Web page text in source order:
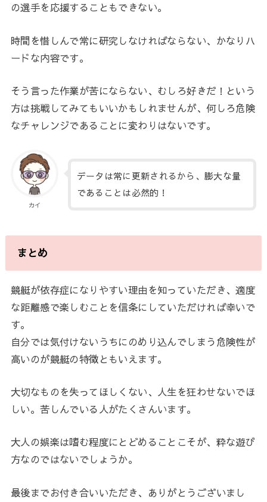
の選手を応援することもできない。
時間を惜しんで常に研究しなければならない、かなりハ
ードな内容です。
そう言った作業が苦にならない、むしろ好きだ！という
方は挑戦してみてもいいかもしれませんが、何しろ危険
なチャレンジであることに変わりはないです。
カイ
データは常に更新されるから、膨大な量
であることは必然的！
まとめ
競艇が依存症になりやすい理由を知っていただき、適度
な距離感で楽しむことを信条にしていただければ幸いで
す。
自分では気付けないうちにのめり込んでしまう危険性が
高いのが競艇の特徴ともいえます。
大切なものを失ってほしくない、人生を狂わせないでほ
しい。苦しんでいる人がたくさんいます。
大人の娯楽は嗜む程度にとどめることこそが、粋な遊び
方なのではないでしょうか。
最後までお付き合いいただき、ありがとうございまし